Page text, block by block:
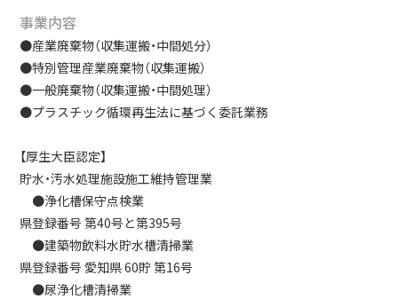
事業内容
●産業廃棄物（収集運搬・中間処分）
●特別管理産業廃棄物（収集運搬）
●一般廃棄物（収集運搬・中間処理）
●プラスチック循環再生法に基づく委託業務
【厚生大臣認定】
貯水・汚水処理施設施工維持管理業
●浄化槽保守点検業
県登録番号 第40号と第395号
●建築物飲料水貯水槽清掃業
県登録番号 愛知県 60貯 第16号
●尿浄化槽清掃業